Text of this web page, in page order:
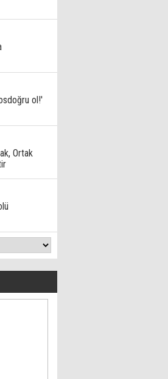
ol!'
Ortak